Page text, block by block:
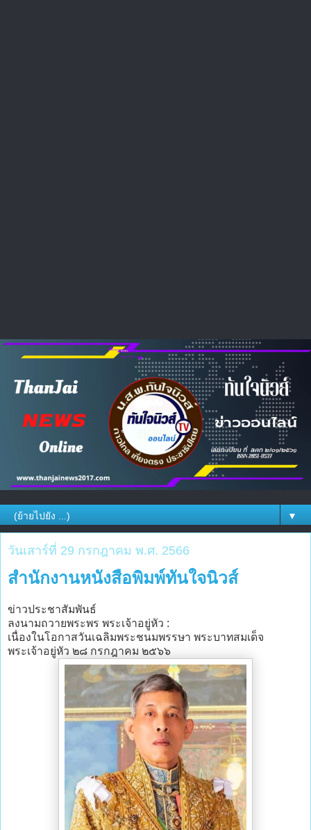
▼
วันเสาร์ที่ 29 กรกฎาคม พ.ศ. 2566
สำนักงานหนังสือพิมพ์ทันใจนิวส์
ข่าวประชาสัมพันธ์
ลงนามถวายพระพร พระเจ้าอยู่หัว :
เนื่องในโอกาสวันเฉลิมพระชนมพรรษา พระบาทสมเด็จ
พระเจ้าอยู่หัว ๒๘ กรกฎาคม ๒๕๖๖